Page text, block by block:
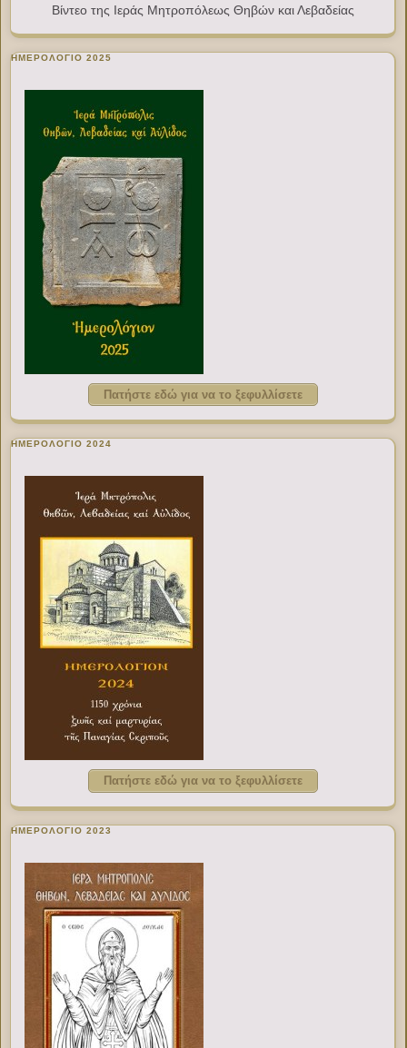
Βίντεο της Ιεράς Μητροπόλεως Θηβών και Λεβαδείας
ΗΜΕΡΟΛΟΓΙΟ 2025
Πατήστε εδώ για να το ξεφυλλίσετε
ΗΜΕΡΟΛΟΓΙΟ 2024
Πατήστε εδώ για να το ξεφυλλίσετε
ΗΜΕΡΟΛΟΓΙΟ 2023